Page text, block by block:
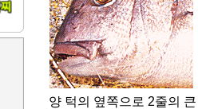
양 턱의 옆쪽으로 2줄의